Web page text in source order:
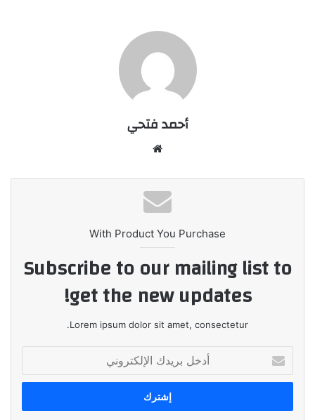
أحمد فتحي
With Product You Purchase
Subscribe to our mailing list to
get the new updates!
Lorem ipsum dolor sit amet, consectetur.
بريدك
الإلكتروني